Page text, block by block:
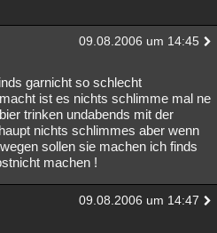
09.08.2006 um 14:45
garnicht so schlecht
ist es nichts schlimme mal ne
trinken undabends mit der
nichts schlimmes aber wenn
sollen sie machen ich finds
machen !
09.08.2006 um 14:47